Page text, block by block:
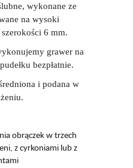
wykonane ze
na wysoki
6 mm.
grawer na
bezpłatnie.
i podana w
obrączek w trzech
z cyrkoniami lub z